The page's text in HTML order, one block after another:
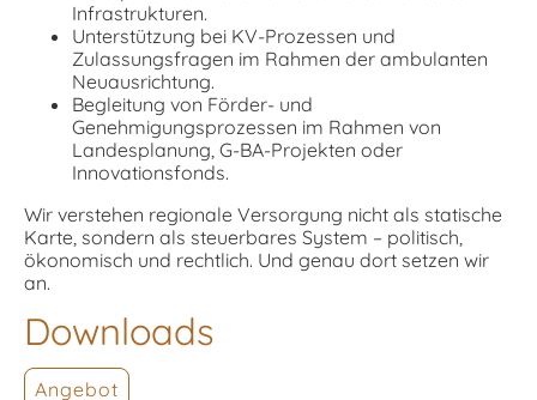
Infrastrukturen.
Unterstützung bei KV-Prozessen und
Zulassungsfragen im Rahmen der ambulanten
Neuausrichtung.
Begleitung von Förder- und
Genehmigungsprozessen im Rahmen von
Landesplanung, G-BA-Projekten oder
Innovationsfonds.
Wir verstehen regionale Versorgung nicht als statische
Karte, sondern als steuerbares System – politisch,
ökonomisch und rechtlich. Und genau dort setzen wir
an.
Angebot
Downloads